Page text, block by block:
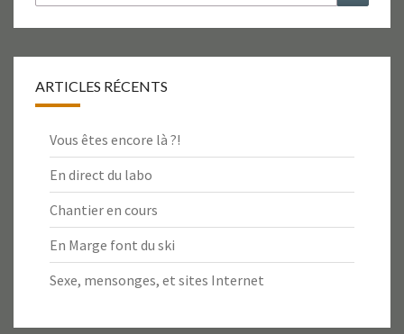
ARTICLES RÉCENTS
Vous êtes encore là ?!
En direct du labo
Chantier en cours
En Marge font du ski
Sexe, mensonges, et sites Internet